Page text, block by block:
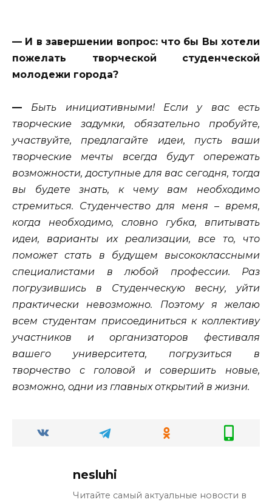
— И в завершении вопрос: что бы Вы хотели
пожелать творческой студенческой
молодежи города?
— Быть инициативными! Если у вас есть
творческие задумки, обязательно пробуйте,
участвуйте, предлагайте идеи, пусть ваши
творческие мечты всегда будут опережать
возможности, доступные для вас сегодня, тогда
вы будете знать, к чему вам необходимо
стремиться. Студенчество для меня – время,
когда необходимо, словно губка, впитывать
идеи, варианты их реализации, все то, что
поможет стать в будущем высококлассными
специалистами в любой профессии. Раз
погрузившись в Студенческую весну, уйти
практически невозможно. Поэтому я желаю
всем студентам присоединиться к коллективу
участников и организаторов фестиваля
вашего университета, погрузиться в
творчество с головой и совершить новые,
возможно, одни из главных открытий в жизни.
nesluhi
Читайте самый актуальные новости в